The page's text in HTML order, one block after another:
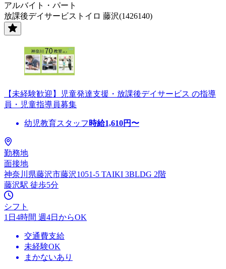
アルバイト・パート
放課後デイサービストイロ 藤沢(1426140)
【未経験歓迎】児童発達支援・放課後デイサービス の指導
員・児童指導員募集
幼児教育スタッフ 時給1,610円〜
勤務地
面接地
神奈川県藤沢市藤沢1051-5 TAIKI 3BLDG 2階
藤沢駅 徒歩5分
シフト
1日4時間 週4日からOK
交通費支給
未経験OK
まかないあり